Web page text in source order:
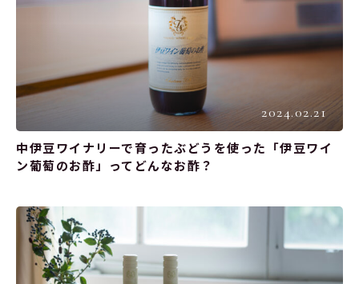
2024.02.21
中伊豆ワイナリーで育ったぶどうを使った「伊豆ワイ
ン葡萄のお酢」ってどんなお酢？